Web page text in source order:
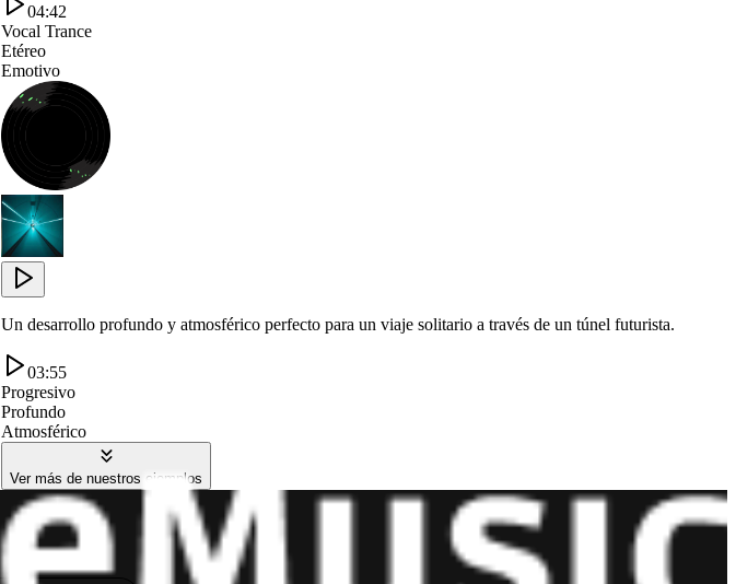
04:42
Vocal Trance
Etéreo
Emotivo
Un desarrollo profundo y atmosférico perfecto para un viaje solitario a través de un túnel futurista.
03:55
Progresivo
Profundo
Atmosférico
Ver más de nuestros ejemplos